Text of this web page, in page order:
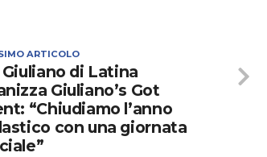
ARTICOLO
Giuliano di Latina
Giuliano’s Got
“Chiudiamo l’anno
con una giornata